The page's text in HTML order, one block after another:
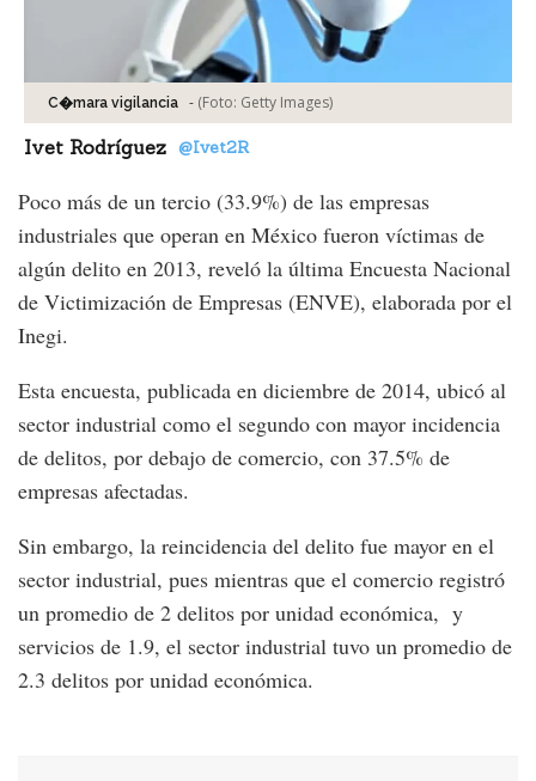
C�mara vigilancia - (Foto: Getty Images)
Ivet Rodríguez @Ivet2R
Poco más de un tercio (33.9%) de las empresas
industriales que operan en México fueron víctimas de
algún delito en 2013, reveló la última Encuesta Nacional
de Victimización de Empresas (ENVE), elaborada por el
Inegi.
Esta encuesta, publicada en diciembre de 2014, ubicó al
sector industrial como el segundo con mayor incidencia
de delitos, por debajo de comercio, con 37.5% de
empresas afectadas.
Sin embargo, la reincidencia del delito fue mayor en el
sector industrial, pues mientras que el comercio registró
un promedio de 2 delitos por unidad económica, y
servicios de 1.9, el sector industrial tuvo un promedio de
2.3 delitos por unidad económica.